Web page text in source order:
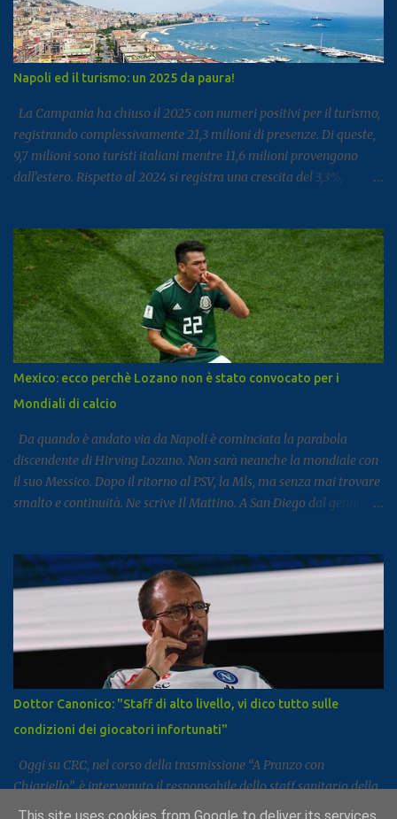
Napoli ed il turismo: un 2025 da paura!
La Campania ha chiuso il 2025 con numeri positivi per il turismo,
registrando complessivamente 21,3 milioni di presenze. Di queste,
9,7 milioni sono turisti italiani mentre 11,6 milioni provengono
dall’estero. Rispetto al 2024 si registra una crescita del 3,3%,
dedicato al turismo, pubblicato come di consueto con alcuni mesi
di ritardo ma utile per fotografare l’andamento complessivo del
comparto nella regione. Napoli e Sorrento trainano il settore: Tra
le principali destinazioni spicca Napoli, che con 3,8 milioni di
presenze si posiziona al dodicesimo posto tra le mete turistiche
italiane, risultando la città con il miglior risultato nel
Mezzogiorno. Subito dopo si colloca Sorrento, che ha registrato 2,8
milioni di presenze e continua a distinguersi anche per alcuni dati
particolari. Circa il 90% dei visitatori della località costiera
proviene infatt...
Mexico: ecco perchè Lozano non è stato convocato per i
Mondiali di calcio
Da quando è andato via da Napoli è cominciata la parabola
discendente di Hirving Lozano. Non sarà neanche la mondiale con
il suo Messico. Dopo il ritorno al PSV, la Mls, ma senza mai trovare
smalto e continuità. Ne scrive Il Mattino. A San Diego dal gennaio
all’anno ) fino almeno al 2028. L’impatto non era stato cattivo: 9
gol e 8 assist in 27 partite. Tutto è cambiato la scorsa estate,
quando il club americano ha comunicato al calciatore che avrebbe
già potuto cercarsi una soluzione differente, ricevendo un no dal
calciatore e dal suo entourage. In pratica, da quando il campionato
americano è ricominciato a febbraio scorso, l’ex azzurro non è mai
stato convocato dal club, allenandosi con i compagni ma mai preso
in considerazione per le gare. Il ct Aguirre gli tese la mano
convocandolo in nazionale e gli chiese di trovare una sistemazione
diversa, m...
Dottor Canonico: "Staff di alto livello, vi dico tutto sulle
condizioni dei giocatori infortunati"
Oggi su CRC, nel corso della trasmissione “A Pranzo con
Chiariello”, è intervenuto il responsabile dello staff sanitario della
SSC Napoli, il dott. Raffaele Canonico. Di seguito le sue parole: